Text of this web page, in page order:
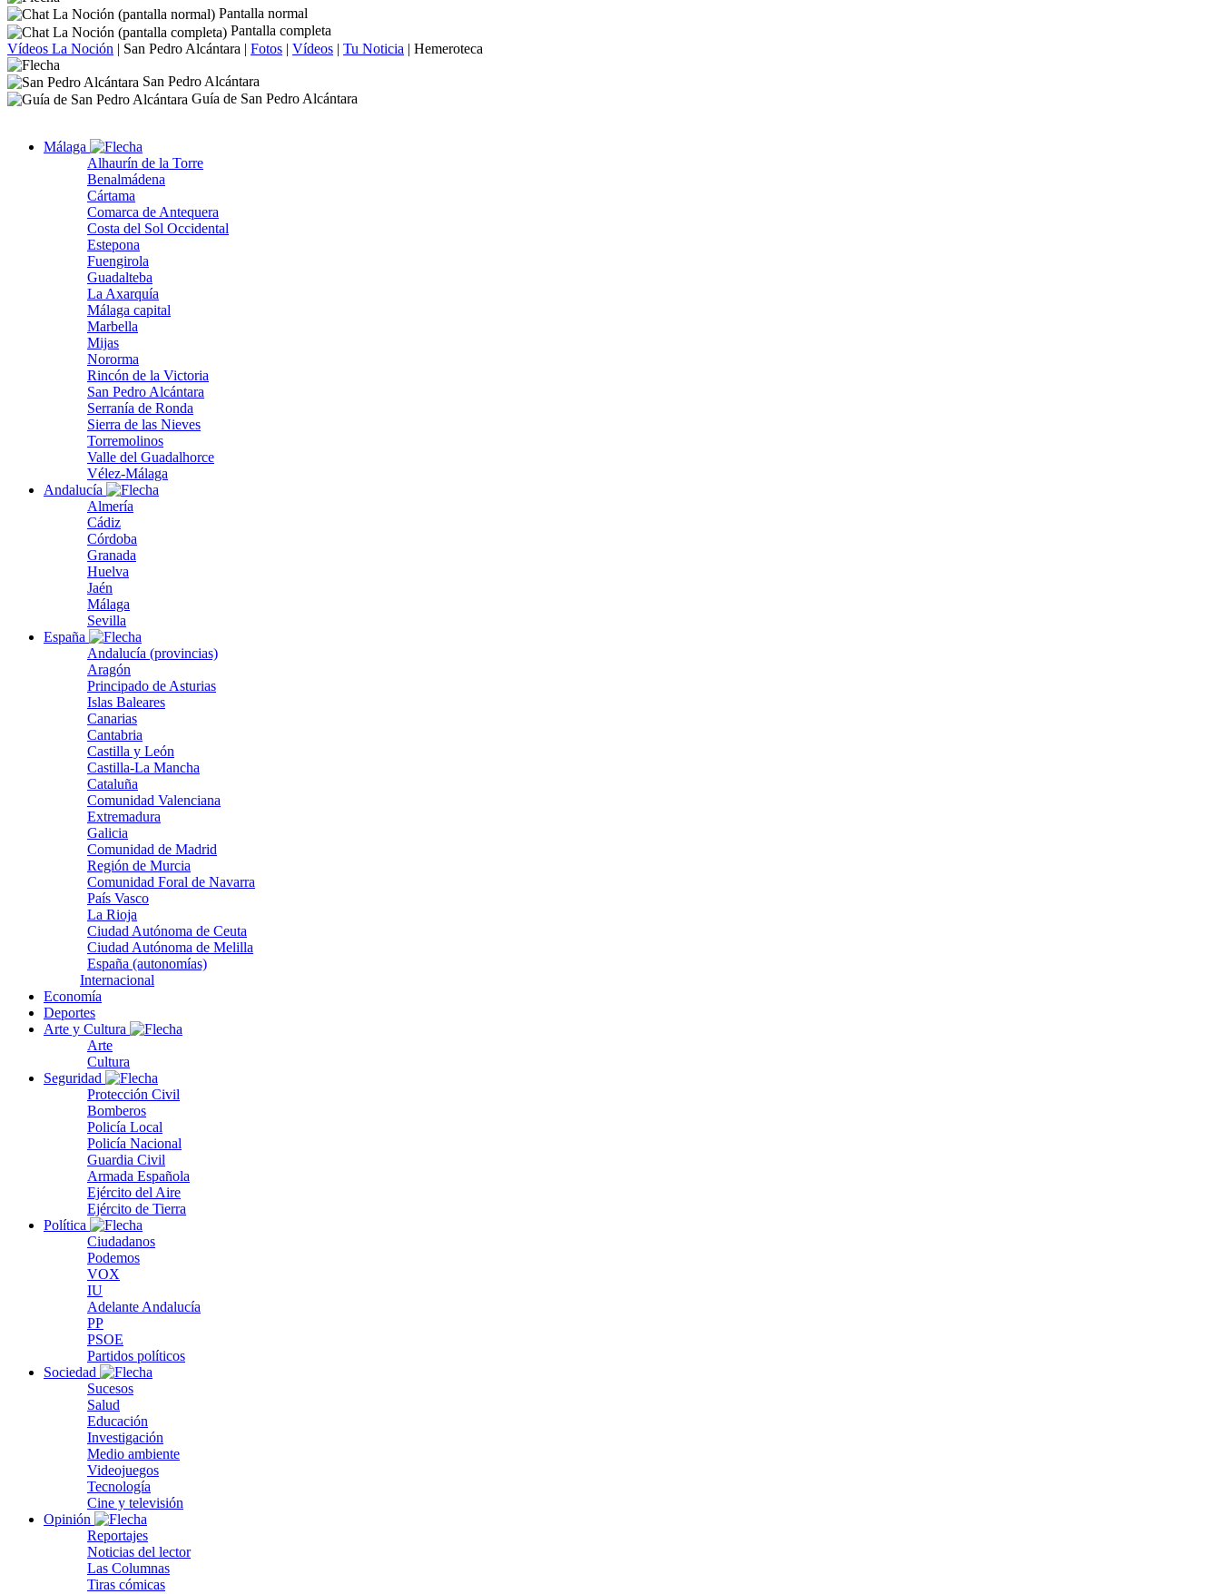
Pantalla normal
Pantalla completa
Vídeos La Noción | San Pedro Alcántara | Fotos | Vídeos | Tu Noticia | Hemeroteca
San Pedro Alcántara
Guía de San Pedro Alcántara
Málaga
Alhaurín de la Torre
Benalmádena
Cártama
Comarca de Antequera
Costa del Sol Occidental
Estepona
Fuengirola
Guadalteba
La Axarquía
Málaga capital
Marbella
Mijas
Nororma
Rincón de la Victoria
San Pedro Alcántara
Serranía de Ronda
Sierra de las Nieves
Torremolinos
Valle del Guadalhorce
Vélez-Málaga
Andalucía
Almería
Cádiz
Córdoba
Granada
Huelva
Jaén
Málaga
Sevilla
España
Andalucía (provincias)
Aragón
Principado de Asturias
Islas Baleares
Canarias
Cantabria
Castilla y León
Castilla-La Mancha
Cataluña
Comunidad Valenciana
Extremadura
Galicia
Comunidad de Madrid
Región de Murcia
Comunidad Foral de Navarra
País Vasco
La Rioja
Ciudad Autónoma de Ceuta
Ciudad Autónoma de Melilla
España (autonomías)
Internacional
Economía
Deportes
Arte y Cultura
Arte
Cultura
Seguridad
Protección Civil
Bomberos
Policía Local
Policía Nacional
Guardia Civil
Armada Española
Ejército del Aire
Ejército de Tierra
Política
Ciudadanos
Podemos
VOX
IU
Adelante Andalucía
PP
PSOE
Partidos políticos
Sociedad
Sucesos
Salud
Educación
Investigación
Medio ambiente
Videojuegos
Tecnología
Cine y televisión
Opinión
Reportajes
Noticias del lector
Las Columnas
Tiras cómicas